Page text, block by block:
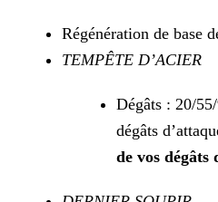
Régénération de base
TEMPÊTE D’ACIER
Dégâts : 20/
dégâts
de vos dégâts